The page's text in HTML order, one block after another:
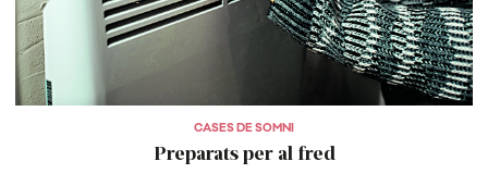
CASES DE SOMNI
Preparats per al fred